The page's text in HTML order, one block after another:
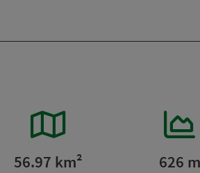
56.97 km² 626 m